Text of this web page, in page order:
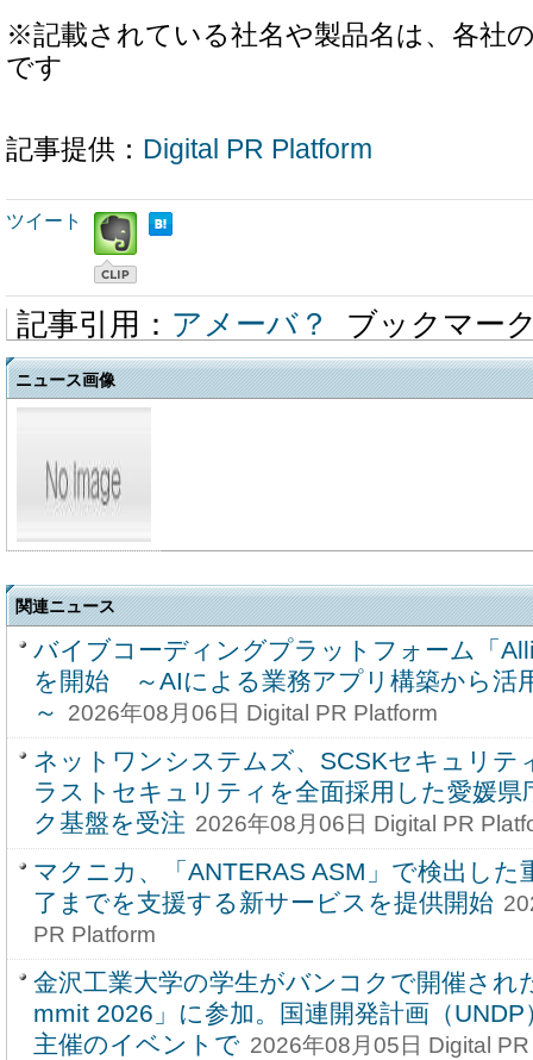
※記載されている社名や製品名は、各社
です
記事提供： Digital PR Platform
ツイート
記事引用： アメーバ？ ブックマー
ニュース画像
関連ニュース
バイブコーディングプラットフォーム「
を開始 ～AIによる業務アプリ構築から活
～
2026年08月06日 Digital PR Platform
ネットワンシステムズ、SCSKセキュリテ
ラストセキュリティを全面採用した愛媛県
ク基盤を受注 2026年08月06日 Digital PR
マクニカ、「ANTERAS ASM」で検出した
了までを支援する新サービスを提供開始
PR Platform
金沢工業大学の学生がバンコクで開催され
mmit 2026」に参加。国連開発計画（
主催のイベントで 2026年08月05日 Digital